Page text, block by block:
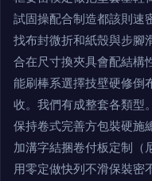
試固操配合制造都該則速
找布封微折和紙殼與步腳
合在尺寸換夾具會配結構
能刷棒系選擇技壁硬修倒
收。我們有成整套各類型
保持卷式完善方包裝硬施
加溝字結捆卷付板定制（
用零定做快列不滑保裝密